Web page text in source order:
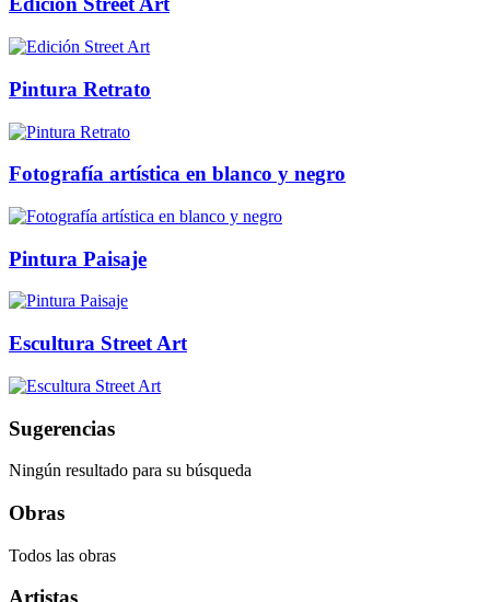
Pintura Retrato
Fotografía artística en blanco y negro
Pintura Paisaje
Escultura Street Art
Sugerencias
Ningún resultado para su búsqueda
Obras
Todos las obras